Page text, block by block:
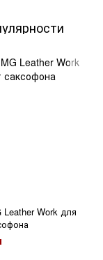
Leather Work для